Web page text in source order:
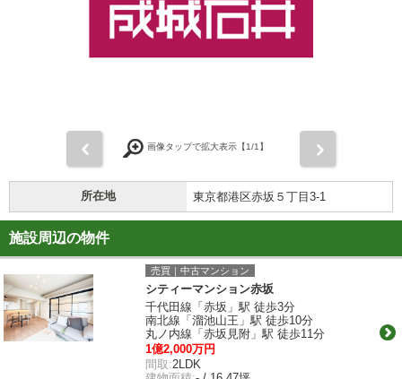
画像タップで拡大表示【1/1】
所在地 東京都港区赤坂５丁目3-1
施設周辺の物件
売買｜中古マンション
シティーマンション赤坂
千代田線「赤坂」駅 徒歩3分
南北線「溜池山王」駅 徒歩10分
丸ノ内線「赤坂見附」駅 徒歩11分
1億2,000万円
間取:2LDK